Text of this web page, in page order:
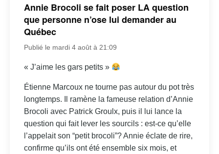
Annie Brocoli se fait poser LA question
que personne n’ose lui demander au
Québec
Publié le mardi 4 août à 21:09
« J’aime les gars petits »
Étienne Marcoux ne tourne pas autour du pot très
longtemps. Il ramène la fameuse relation d’Annie
Brocoli avec Patrick Groulx, puis il lui lance la
question qui fait lever les sourcils : est-ce qu’elle
l’appelait son “petit brocoli”? Annie éclate de rire,
confirme qu’ils ont été ensemble six mois, et